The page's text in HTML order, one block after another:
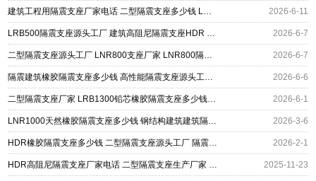
建筑工程用隔震支座厂家电话 二型隔震支座多少钱 LRB300橡胶隔震支座生产厂家 2026-6-11
LRB500隔震支座源头工厂 建筑高阻尼隔震支座HDR 二型隔震支座多少钱 2026-6-7
二型隔震支座源头工厂 LNR800支座厂家 LNR800隔震支座生产厂家 2026-6-7
隔震建筑橡胶隔震支座多少钱 高性能隔震支座源头工厂 二型隔震支座源头工厂 2026-6-6
二型隔震支座厂家 LRB1300铅芯橡胶隔震支座多少钱 阻尼隔震橡胶支座 2026-6-1
LNR1000天然橡胶隔震支座多少钱 钢结构建筑建筑隔震支座厂家 二型隔震支座生产厂家 2026-3-6
HDR橡胶隔震支座多少钱 二型隔震支座源头工厂 隔震支座LRB650-Ⅱ 2026-2-1
HDR高阻尼隔震支座厂家电话 二型隔震支座生产厂家 LNR橡胶隔震支座1200源头工厂 2025-11-23